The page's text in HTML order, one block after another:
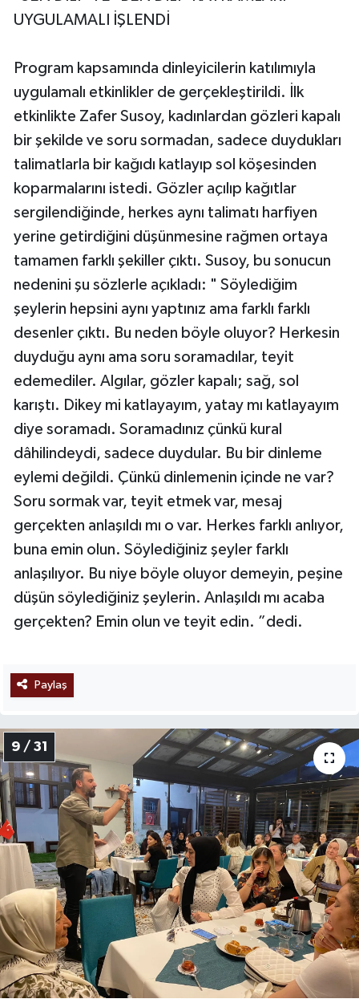
UYGULAMALI İŞLENDİ
Program kapsamında dinleyicilerin katılımıyla
uygulamalı etkinlikler de gerçekleştirildi. İlk
etkinlikte Zafer Susoy, kadınlardan gözleri kapalı
bir şekilde ve soru sormadan, sadece duydukları
talimatlarla bir kağıdı katlayıp sol köşesinden
koparmalarını istedi. Gözler açılıp kağıtlar
sergilendiğinde, herkes aynı talimatı harfiyen
yerine getirdiğini düşünmesine rağmen ortaya
tamamen farklı şekiller çıktı. Susoy, bu sonucun
nedenini şu sözlerle açıkladı: " Söylediğim
şeylerin hepsini aynı yaptınız ama farklı farklı
desenler çıktı. Bu neden böyle oluyor? Herkesin
duyduğu aynı ama soru soramadılar, teyit
edemediler. Algılar, gözler kapalı; sağ, sol
karıştı. Dikey mi katlayayım, yatay mı katlayayım
diye soramadı. Soramadınız çünkü kural
dâhilindeydi, sadece duydular. Bu bir dinleme
eylemi değildi. Çünkü dinlemenin içinde ne var?
Soru sormak var, teyit etmek var, mesaj
gerçekten anlaşıldı mı o var. Herkes farklı anlıyor,
buna emin olun. Söylediğiniz şeyler farklı
anlaşılıyor. Bu niye böyle oluyor demeyin, peşine
düşün söylediğiniz şeylerin. Anlaşıldı mı acaba
gerçekten? Emin olun ve teyit edin. ”dedi.
Paylaş
9 / 31